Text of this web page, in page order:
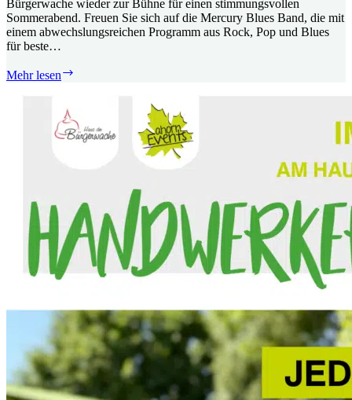
Bürgerwache wieder zur Bühne für einen stimmungsvollen
Sommerabend. Freuen Sie sich auf die Mercury Blues Band, die mit
einem abwechslungsreichen Programm aus Rock, Pop und Blues
für beste…
Mehr lesen
31.07.2026